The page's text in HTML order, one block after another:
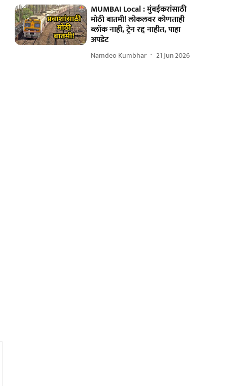
MUMBAI Local : मुंबईकरांसाठी
मोठी बातमी! लोकलवर कोणताही
ब्लॉक नाही, ट्रेन रद्द नाहीत, पाहा
अपडेट
Namdeo Kumbhar 21 Jun 2026